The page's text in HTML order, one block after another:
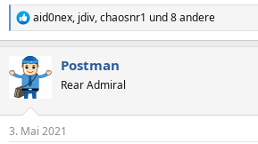
R
e
t
i
e
aid0nex, jdiv,chaosnr1 und 8 andere
Postman
Rear Admiral
3. Mai 2021